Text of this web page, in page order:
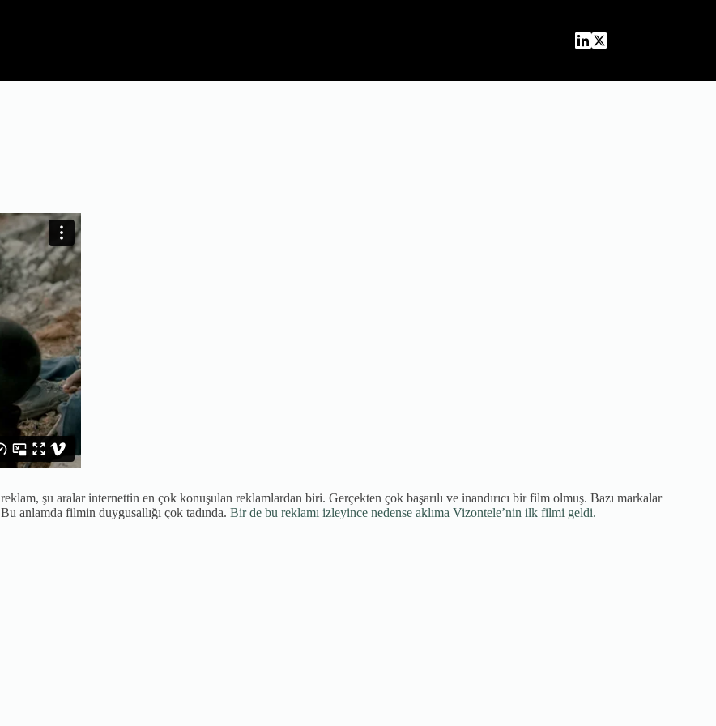
şu aralar internettin en çok konuşulan reklamlardan biri. Gerçekten çok başarılı ve inandırıcı bir film olmuş. Bazı markalar
anlamda filmin duygusallığı çok tadında. Bir de bu reklamı izleyince nedense aklıma Vizontele’nin ilk filmi geldi.